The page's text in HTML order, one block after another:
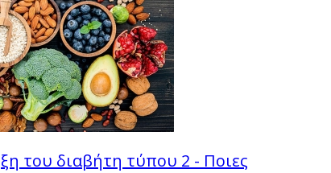
του διαβήτη τύπου 2 - Ποιες